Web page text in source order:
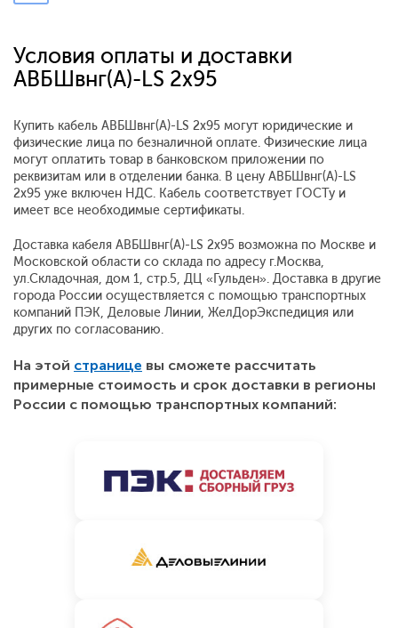
Условия оплаты и доставки
АВБШвнг(A)-LS 2x95
Купить кабель АВБШвнг(A)-LS 2x95 могут юридические и
физические лица по безналичной оплате. Физические лица
могут оплатить товар в банковском приложении по
реквизитам или в отделении банка. В цену АВБШвнг(A)-LS
2x95 уже включен НДС. Кабель соответствует ГОСТу и
имеет все необходимые сертификаты.
Доставка кабеля АВБШвнг(A)-LS 2x95 возможна по Москве и
Московской области со склада по адресу г.Москва,
ул.Складочная, дом 1, стр.5, ДЦ «Гульден». Доставка в другие
города России осуществляется с помощью транспортных
компаний ПЭК, Деловые Линии, ЖелДорЭкспедиция или
других по согласованию.
На этой странице вы сможете рассчитать
примерные стоимость и срок доставки в регионы
России с помощью транспортных компаний: